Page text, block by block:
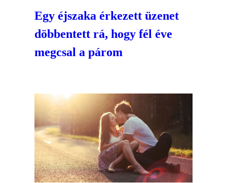
Egy éjszaka érkezett üzenet
döbbentett rá, hogy fél éve
megcsal a párom